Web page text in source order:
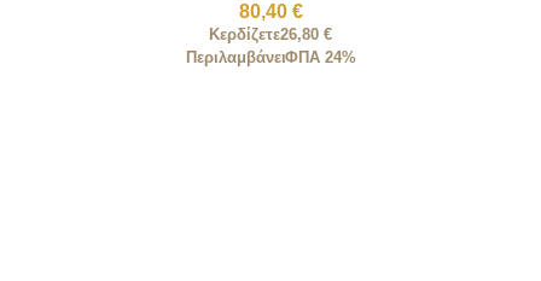
80,40 €
Κερδίζετε26,80 €
ΠεριλαμβάνειΦΠΑ 24%